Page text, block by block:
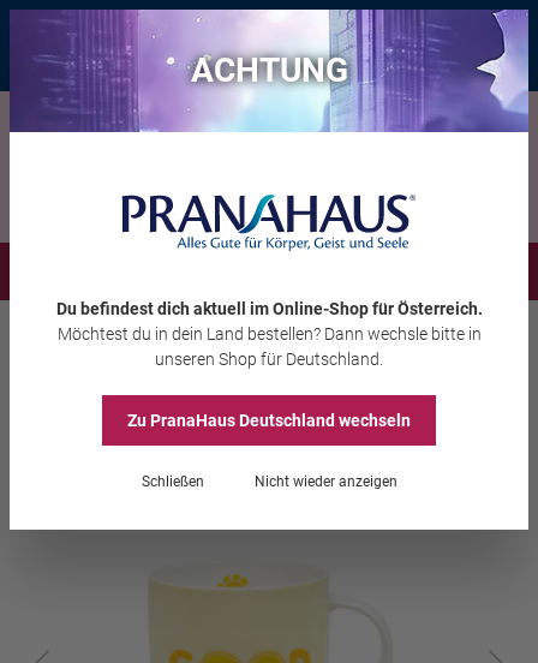
Bis zu 20 € Rabatt* mit dem Vorteils-Codeeintauchen , gültig bis
11.08.2026
Wohnambiente Haushalt
Becher „Good Morning“
ACHTUNG
Du befindest dich aktuell im Online-Shopfür Österreich.
Möchtest du in dein Land bestellen? Dann wechsle bitte in
unseren Shop für Deutschland
Zu PranaHausDeutschland wechseln
Schließen Nicht wieder anzeigen